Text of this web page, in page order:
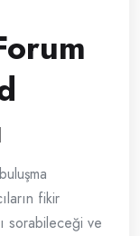
fikir
sorabileceği ve